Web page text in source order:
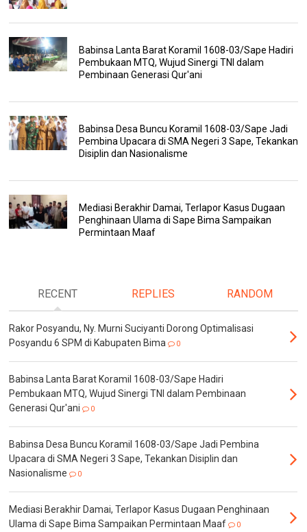
Babinsa Lanta Barat Koramil 1608-03/Sape Hadiri
Pembukaan MTQ, Wujud Sinergi TNI dalam
Pembinaan Generasi Qur'ani
Babinsa Desa Buncu Koramil 1608-03/Sape Jadi
Pembina Upacara di SMA Negeri 3 Sape, Tekankan
Disiplin dan Nasionalisme
Mediasi Berakhir Damai, Terlapor Kasus Dugaan
Penghinaan Ulama di Sape Bima Sampaikan
Permintaan Maaf
RECENT REPLIES RANDOM
Rakor Posyandu, Ny. Murni Suciyanti Dorong Optimalisasi
Posyandu 6 SPM di Kabupaten Bima
0
Babinsa Lanta Barat Koramil 1608-03/Sape Hadiri
Pembukaan MTQ, Wujud Sinergi TNI dalam Pembinaan
Generasi Qur'ani
0
Babinsa Desa Buncu Koramil 1608-03/Sape Jadi Pembina
Upacara di SMA Negeri 3 Sape, Tekankan Disiplin dan
Nasionalisme
0
Mediasi Berakhir Damai, Terlapor Kasus Dugaan Penghinaan
Ulama di Sape Bima Sampaikan Permintaan Maaf
0